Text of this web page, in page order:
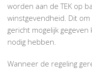
worden aan de TEK op
winstgevendheid. Dit
gericht mogelijk
nodig hebben.
Wanneer de regeling